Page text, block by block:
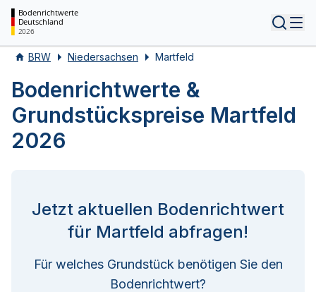
Bodenrichtwerte
Deutschland
2026
BRW Niedersachsen Martfeld
Bodenrichtwerte &
Grundstückspreise Martfeld
2026
Jetzt aktuellen Bodenrichtwert
für Martfeld abfragen!
Für welches Grundstück benötigen Sie den
Bodenrichtwert?